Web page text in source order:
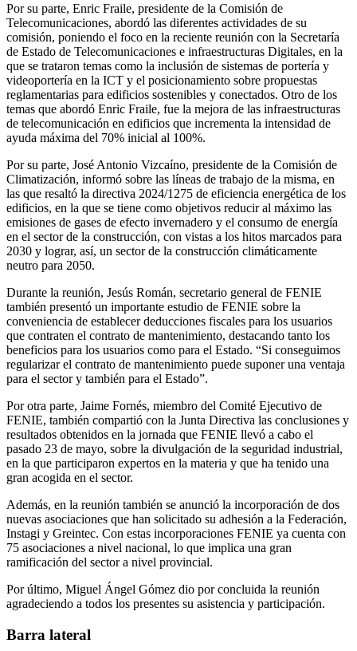
Por su parte, Enric Fraile, presidente de la Comisión de
Telecomunicaciones, abordó las diferentes actividades de su
comisión, poniendo el foco en la reciente reunión con la Secretaría
de Estado de Telecomunicaciones e infraestructuras Digitales, en la
que se trataron temas como la inclusión de sistemas de portería y
videoportería en la ICT y el posicionamiento sobre propuestas
reglamentarias para edificios sostenibles y conectados. Otro de los
temas que abordó Enric Fraile, fue la mejora de las infraestructuras
de telecomunicación en edificios que incrementa la intensidad de
ayuda máxima del 70% inicial al 100%.
Por su parte, José Antonio Vizcaíno, presidente de la Comisión de
Climatización, informó sobre las líneas de trabajo de la misma, en
las que resaltó la directiva 2024/1275 de eficiencia energética de los
edificios, en la que se tiene como objetivos reducir al máximo las
emisiones de gases de efecto invernadero y el consumo de energía
en el sector de la construcción, con vistas a los hitos marcados para
2030 y lograr, así, un sector de la construcción climáticamente
neutro para 2050.
Durante la reunión, Jesús Román, secretario general de FENIE
también presentó un importante estudio de FENIE sobre la
conveniencia de establecer deducciones fiscales para los usuarios
que contraten el contrato de mantenimiento, destacando tanto los
beneficios para los usuarios como para el Estado. “Si conseguimos
regularizar el contrato de mantenimiento puede suponer una ventaja
para el sector y también para el Estado”.
Por otra parte, Jaime Fornés, miembro del Comité Ejecutivo de
FENIE, también compartió con la Junta Directiva las conclusiones y
resultados obtenidos en la jornada que FENIE llevó a cabo el
pasado 23 de mayo, sobre la divulgación de la seguridad industrial,
en la que participaron expertos en la materia y que ha tenido una
gran acogida en el sector.
Además, en la reunión también se anunció la incorporación de dos
nuevas asociaciones que han solicitado su adhesión a la Federación,
Instagi y Greintec. Con estas incorporaciones FENIE ya cuenta con
75 asociaciones a nivel nacional, lo que implica una gran
ramificación del sector a nivel provincial.
Por último, Miguel Ángel Gómez dio por concluida la reunión
agradeciendo a todos los presentes su asistencia y participación.
Barra lateral